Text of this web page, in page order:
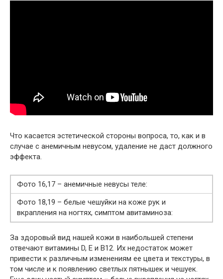
Что касается эстетической стороны вопроса, то, как и в
случае с анемичным невусом, удаление не даст должного
эффекта.
Фото 16,17 – анемичные невусы теле:
Фото 18,19 – белые чешуйки на коже рук и
вкрапления на ногтях, симптом авитаминоза:
За здоровый вид нашей кожи в наибольшей степени
отвечают витамины D, E и B12. Их недостаток может
привести к различным изменениям ее цвета и текстуры, в
том числе и к появлению светлых пятнышек и чешуек.